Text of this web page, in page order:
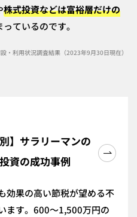
株式投資などは富裕層だけの
ているのです。
・利用状況調査結果（2023年9月30日現在）に
別】サラリーマンの
資の成功事例
効果の高い節税が望める不
ます。600～1,500万円の